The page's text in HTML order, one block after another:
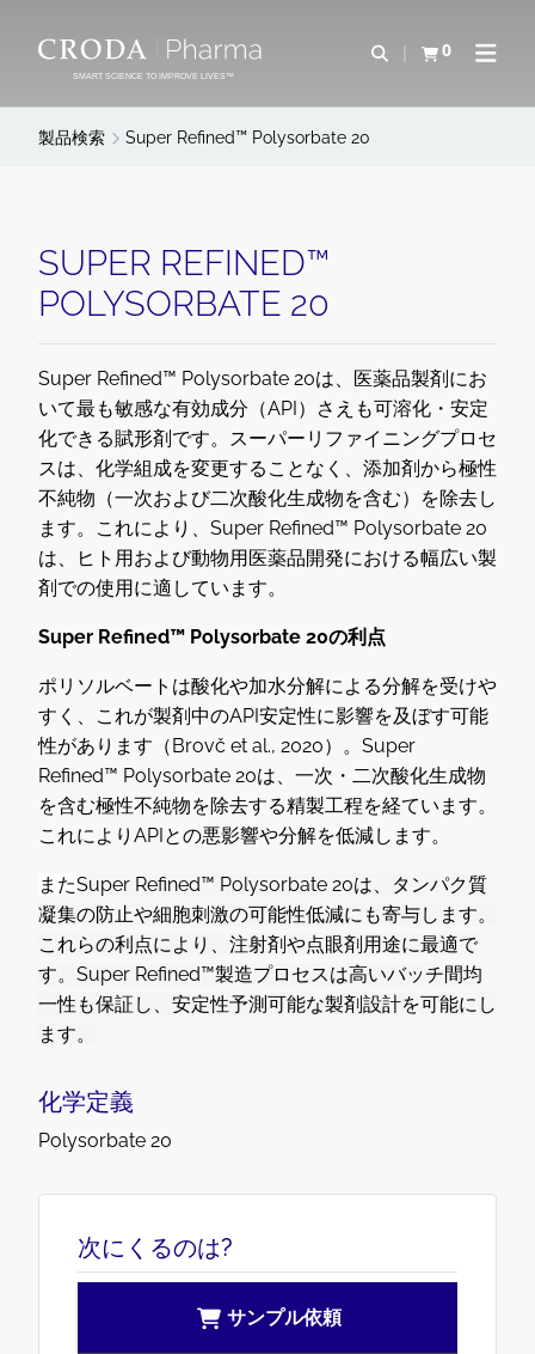
ン
ー
SMART SCIENCE TO IMPROVE LIVES™
検索を開く
0
カートを確認す
ナビ
製品検索 Super Refined™ Polysorbate 20
SUPER REFINED™
POLYSORBATE 20
Super Refined™ Polysorbate 20は、医薬品製剤にお
いて最も敏感な有効成分（API）さえも可溶化・安定
化できる賦形剤です。スーパーリファイニングプロセ
スは、化学組成を変更することなく、添加剤から極性
不純物（一次および二次酸化生成物を含む）を除去し
ます。これにより、Super Refined™ Polysorbate 20
は、ヒト用および動物用医薬品開発における幅広い製
剤での使用に適しています。
Super Refined™ Polysorbate 20の利点
ポリソルベートは酸化や加水分解による分解を受けや
すく、これが製剤中のAPI安定性に影響を及ぼす可能
性があります（Brovč et al., 2020）。Super
Refined™ Polysorbate 20は、一次・二次酸化生成物
を含む極性不純物を除去する精製工程を経ています。
これによりAPIとの悪影響や分解を低減します。
またSuper Refined™ Polysorbate 20は、タンパク質
凝集の防止や細胞刺激の可能性低減にも寄与します。
これらの利点により、注射剤や点眼剤用途に最適で
す。Super Refined™製造プロセスは高いバッチ間均
一性も保証し、安定性予測可能な製剤設計を可能にし
ます。
化学定義
Polysorbate 20
次にくるのは?
サンプル依頼